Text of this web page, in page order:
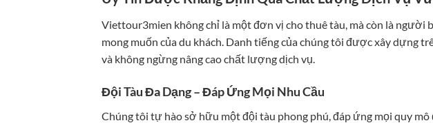
Viettour3mien không chỉ là một đơn vị cho thuê tàu, mà còn là người
mong muốn của du khách. Danh tiếng của chúng tôi được xây dựng
và không ngừng nâng cao chất lượng dịch vụ.
Đội Tàu Đa Dạng – Đáp Ứng Mọi Nhu Cầu
Chúng tôi tự hào sở hữu một đội tàu phong phú, đáp ứng mọi quy mô